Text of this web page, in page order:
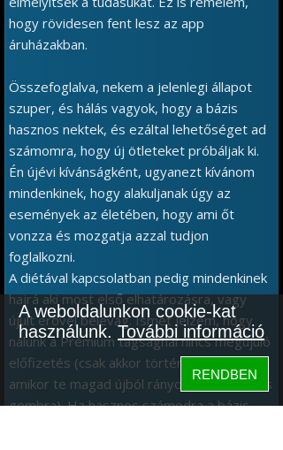
hogy rövidesen fent lesz az app
áruházakban.
Összefoglalva, nekem a jelenlegi állapot
szuper, és hálás vagyok, hogy a bázis
hasznos nektek, és ezáltal lehetőséget ad
számomra, hogy új ötleteket próbáljak ki.
Én újévi kívánságként, ugyanezt kívánom
mindenkinek, hogy alakuljanak úgy az
események az életében, hogy ami őt
vonzza és mozgatja azzal tudjon
foglalkozni.
A diétával kapcsolatban pedig mindenkinek
hajrá aki most első elhatározásra, vagy
újult erővel belevág. Ismét jelzem, hogy
nálunk a Prémium tagságnál nincs megújuló
előfizetés (csak akkor történik fizetés,
amikor te magad újból rányomsz a vásárlás
gombra). Ha hasznos számodra a bázis,
A weboldalunkon cookie-kat
használunk.További információ
RENDBEN